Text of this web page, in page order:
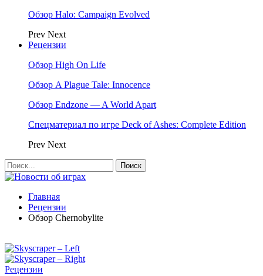
Обзор Halo: Campaign Evolved
Prev Next
Рецензии
Обзор High On Life
Обзор A Plague Tale: Innocence
Обзор Endzone — A World Apart
Спецматериал по игре Deck of Ashes: Complete Edition
Prev Next
Главная
Рецензии
Обзор Chernobylite
Рецензии